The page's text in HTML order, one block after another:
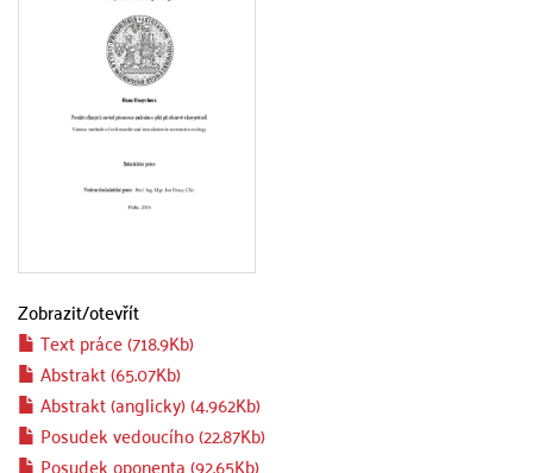
Zobrazit/otevřít
Text práce (718.9Kb)
Abstrakt (65.07Kb)
Abstrakt (anglicky) (4.962Kb)
Posudek vedoucího (22.87Kb)
Posudek oponenta (92.65Kb)